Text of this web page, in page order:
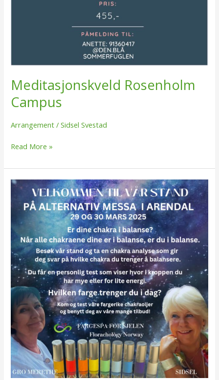
Meditasjonskveld Rosenholm
Campus
Arrangement /Sidsel Svestad
Read More »
Alternativmesse
Arendal
30
mars
2025